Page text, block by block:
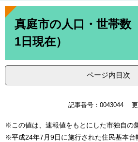
。
て
本
真庭市の人口・世帯数
1日現在）
ページ内目次
記事番号：0043044
※この値は、速報値をもとにした市独自の
※平成24年7月9日に施行された住民基本台